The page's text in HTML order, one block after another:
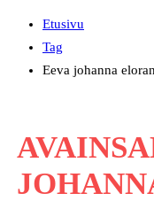
Etusivu
Tag
Eeva johanna